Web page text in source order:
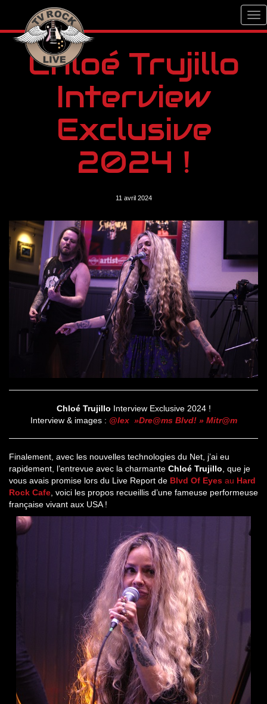
Chloé Trujillo
Interview
Exclusive
2024 !
11 avril 2024
Chloé Trujillo Interview Exclusive 2024 !
Interview & images : @lex »Dre@ms Blvd! » Mitr@m
Finalement, avec les nouvelles technologies du Net, j’ai eu
rapidement, l’entrevue avec la charmante Chloé Trujillo , que je
vous avais promise lors du Live Report de Blvd Of Eyes au Hard
Rock Cafe , voici les propos recueillis d’une fameuse performeuse
française vivant aux USA !